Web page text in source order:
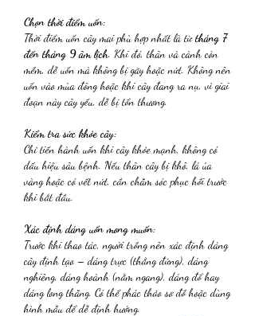
Chọn thời điểm uốn:
Thời điểm uốn cây mai phù hợp nhất là từ tháng 7
đến tháng 9 âm lịch. Khi đó, thân và cành còn
mềm, dễ uốn mà không bị gãy hoặc nứt. Không nên
uốn vào mùa đông hoặc khi cây đang ra nụ, vì giai
đoạn này cây yếu, dễ bị tổn thương.
Kiểm tra sức khỏe cây:
Chỉ tiến hành uốn khi cây khỏe mạnh, không có
dấu hiệu sâu bệnh. Nếu thân cây bị khô, lá úa
vàng hoặc có vết nứt, cần chăm sóc phục hồi trước
khi bắt đầu.
Xác định dáng uốn mong muốn:
Trước khi thao tác, người trồng nên xác định dáng
cây định tạo – dáng trực (thẳng đứng), dáng
nghiêng, dáng hoành (nằm ngang), dáng đổ hay
dáng long thăng. Có thể phác thảo sơ đồ hoặc dùng
hình mẫu để dễ định hướng.